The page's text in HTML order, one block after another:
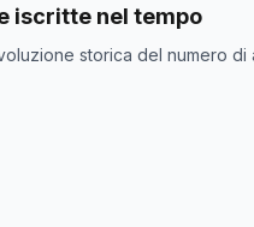
iscritte nel tempo
storica del numero
con codice ATECO